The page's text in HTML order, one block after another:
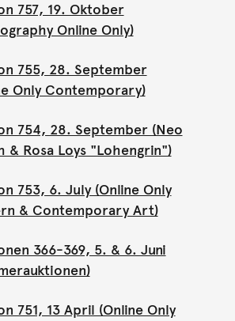
757, 19. Oktober
Online Only)
755, 28. September
Only Contemporary)
754, 28. September (Neo
& Rosa Loys "Lohengrin")
753, 6. July (Online Only
& Contemporary Art)
366-369, 5. & 6. Juni
751, 13 April (Online Only